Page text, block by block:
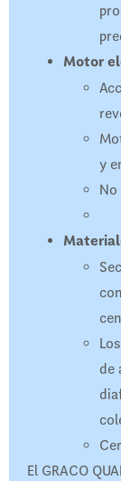
Motor
y
No
de
El GRACO